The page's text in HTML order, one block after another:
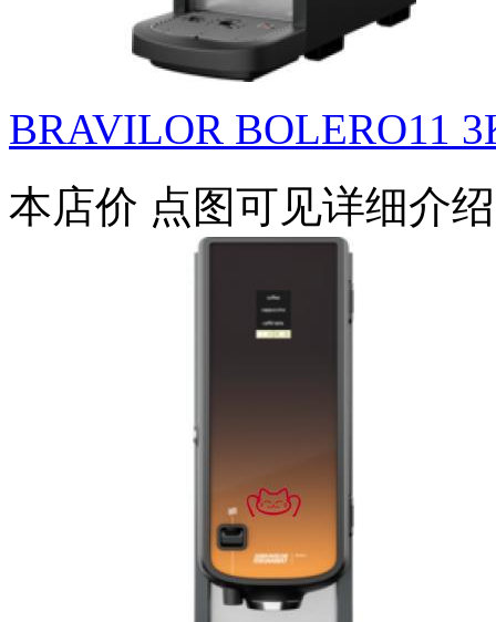
BRAVILOR BOLERO11
本店价 点图可见详细介绍